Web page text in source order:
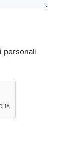
personali